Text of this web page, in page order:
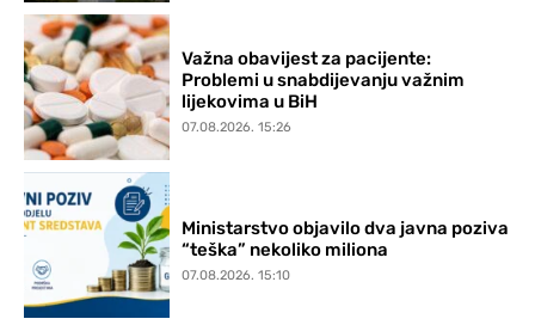
Važna obavijest za pacijente:
Problemi u snabdijevanju važnim
lijekovima u BiH
07.08.2026. 15:26
Ministarstvo objavilo dva javna poziva
“teška” nekoliko miliona
07.08.2026. 15:10